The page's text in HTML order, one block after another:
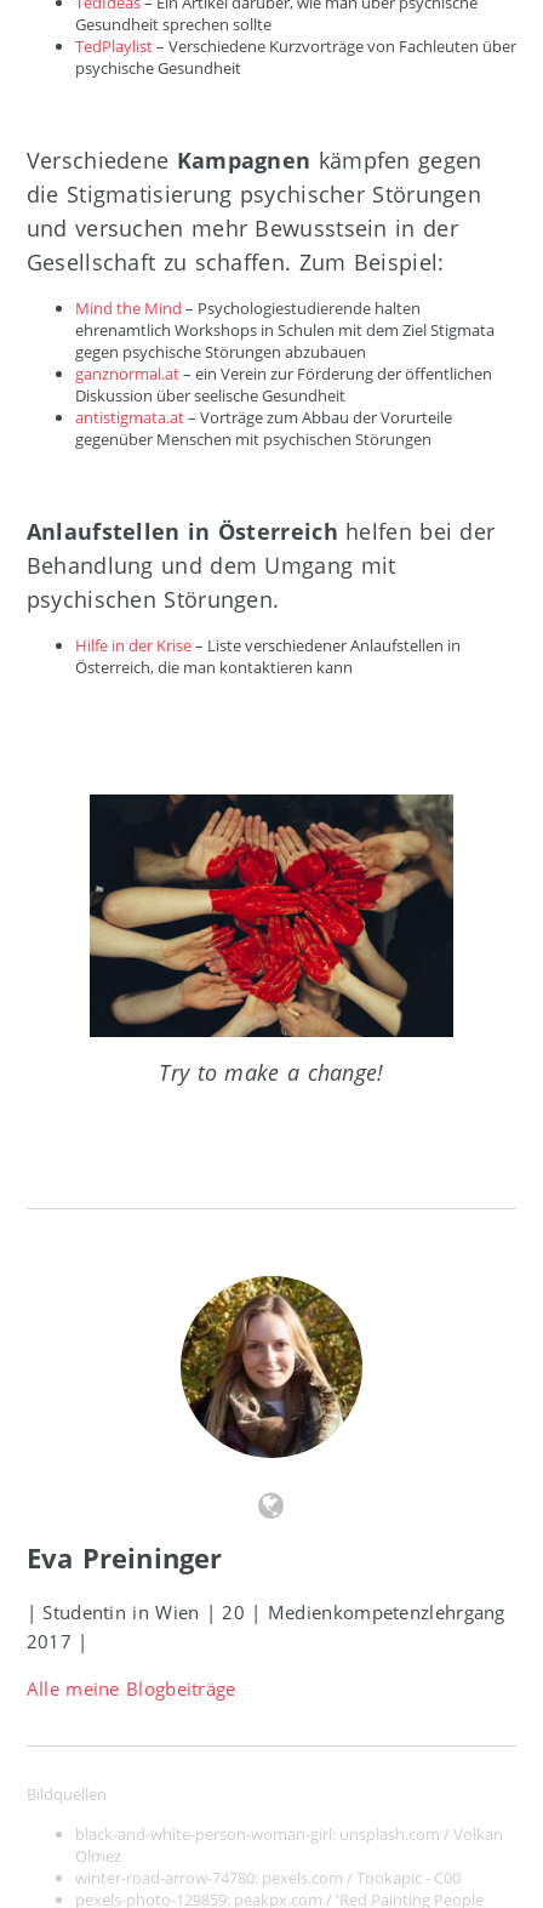
Gesundheit sprechen sollte
TedPlaylist– Verschiedene Kurzvorträge von Fachleuten über
psychische Gesundheit
Verschiedene Kampagnen kämpfen gegen
die Stigmatisierung psychischer Störungen
und versuchen mehr Bewusstsein in der
Gesellschaft zu schaffen. Zum Beispiel:
Mind the Mind – Psychologiestudierende halten
ehrenamtlich Workshops in Schulen mit dem Ziel Stigmata
gegen psychische Störungen abzubauen
ganznormal.at– ein Verein zur Förderung der öffentlichen
Diskussion über seelische Gesundheit
antistigmata.at– Vorträge zum Abbau der Vorurteile
gegenüber Menschen mit psychischen Störungen
Anlaufstellen in Österreich helfen bei der
Behandlung und dem Umgang mit
psychischen Störungen.
Hilfe in der Krise– Liste verschiedener Anlaufstellen in
Österreich, die man kontaktieren kann
Try to make a change!
Eva Preininger
| Studentin in Wien | 20 | Medienkompetenzlehrgang
2017 |
Alle meine Blogbeiträge
Bildquellen
black-and-white-person-woman-girl: unsplash.com / Volkan
Olmez
winter-road-arrow-74780: pexels.com / Tookapic - C00
pexels-photo-129859: peakpx.com / 'Red Painting People